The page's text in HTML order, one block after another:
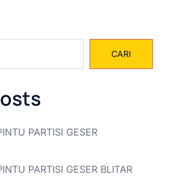
CARI
PARTISI GESER
PARTISI GESER BLITAR